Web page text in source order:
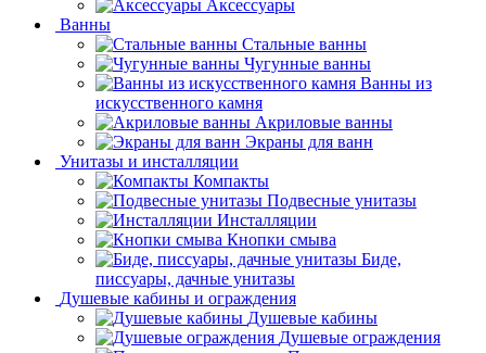
Аксессуары
Ванны
Стальные ванны
Чугунные ванны
Ванны из
искусственного камня
Акриловые ванны
Экраны для ванн
Унитазы и инсталляции
Компакты
Подвесные унитазы
Инсталляции
Кнопки смыва
Биде,
писсуары, дачные унитазы
Душевые кабины и ограждения
Душевые кабины
Душевые ограждения